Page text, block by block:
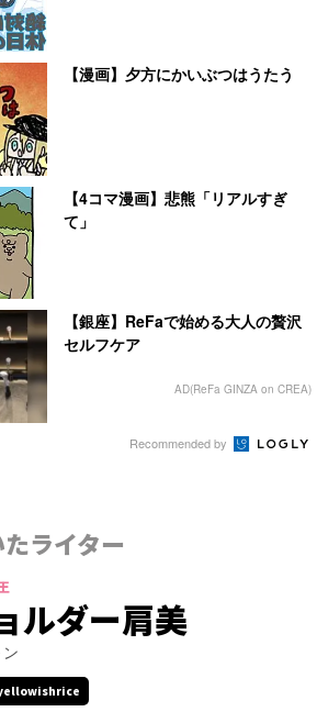
【漫画】夕方にかいぶつはうたう
【4コマ漫画】悲熊「リアルすぎ
て」
【銀座】ReFaで始める大人の贅沢
セルフケア
AD(ReFa GINZA on CREA)
Recommended by
ライター
ルダー肩美